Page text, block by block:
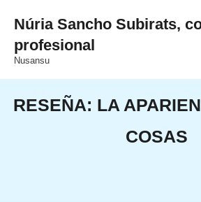
contenido
Núria Sancho Subirats,
profesional
Nusansu
RESEÑA: LA
COSAS